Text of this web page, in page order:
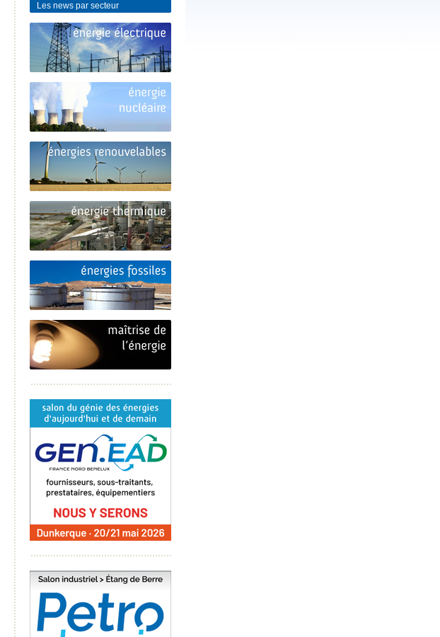
Les news par secteur